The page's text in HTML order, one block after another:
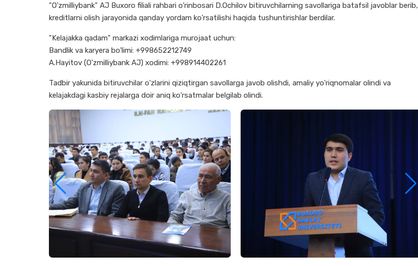
"O'zmilliybank" AJ Buxoro filiali rahbari o'rinbosari D.Ochilov bitiruvchilarning savollariga batafsil javoblar berib,
kreditlarni olish jarayonida qanday yordam ko'rsatilishi haqida tushuntirishlar berdilar.
"Kelajakka qadam" markazi xodimlariga murojaat uchun:
Bandlik va karyera bo'limi: +998652212749
A.Hayitov (O'zmilliybank AJ) xodimi: +998914402261
Tadbir yakunida bitiruvchilar o'zlarini qiziqtirgan savollarga javob olishdi, amaliy yo'riqnomalar olindi va
kelajakdagi kasbiy rejalarga doir aniq ko'rsatmalar belgilab olindi.